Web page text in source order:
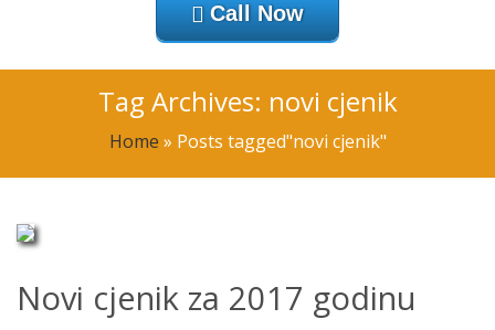
Call Now
Tag Archives: novi cjenik
Home » Posts tagged"novi cjenik"
Novi cjenik za 2017 godinu